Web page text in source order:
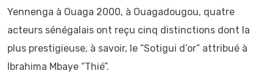
Yennenga à Ouaga 2000, à Ouagadougou, quatre
acteurs sénégalais ont reçu cinq distinctions dont la
plus prestigieuse, à savoir, le “Sotigui d’or” attribué à
Ibrahima Mbaye “Thié”.